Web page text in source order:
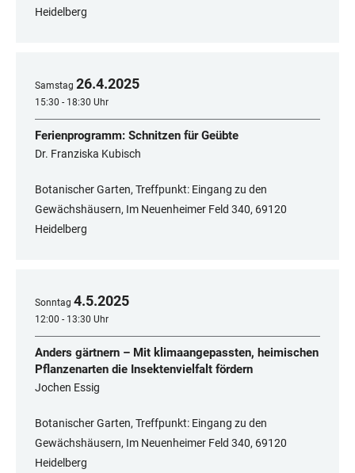
Heidelberg
Samstag 26.4.2025
15:30 - 18:30 Uhr
Ferienprogramm: Schnitzen für Geübte
Dr. Franziska Kubisch
Botanischer Garten, Treffpunkt: Eingang zu den
Gewächshäusern, Im Neuenheimer Feld 340, 69120
Heidelberg
Sonntag 4.5.2025
12:00 - 13:30 Uhr
Anders gärtnern – Mit klimaangepassten, heimischen
Pflanzenarten die Insektenvielfalt fördern
Jochen Essig
Botanischer Garten, Treffpunkt: Eingang zu den
Gewächshäusern, Im Neuenheimer Feld 340, 69120
Heidelberg